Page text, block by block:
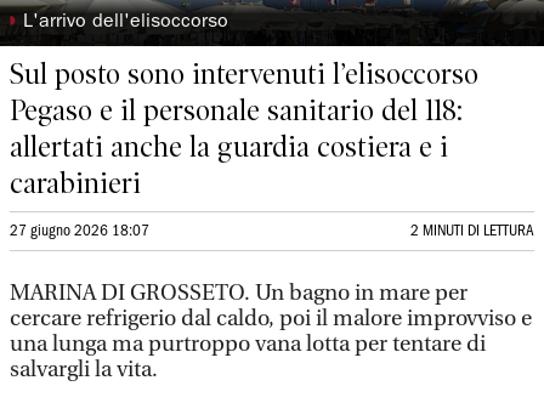
◗ L'arrivo dell'elisoccorso
Sul posto sono intervenuti l’elisoccorso
Pegaso e il personale sanitario del 118:
allertati anche la guardia costiera e i
carabinieri
27 giugno 2026 18:07 2 MINUTI DI LETTURA
MARINA DI GROSSETO. Un bagno in mare per
cercare refrigerio dal caldo, poi il malore improvviso e
una lunga ma purtroppo vana lotta per tentare di
salvargli la vita.